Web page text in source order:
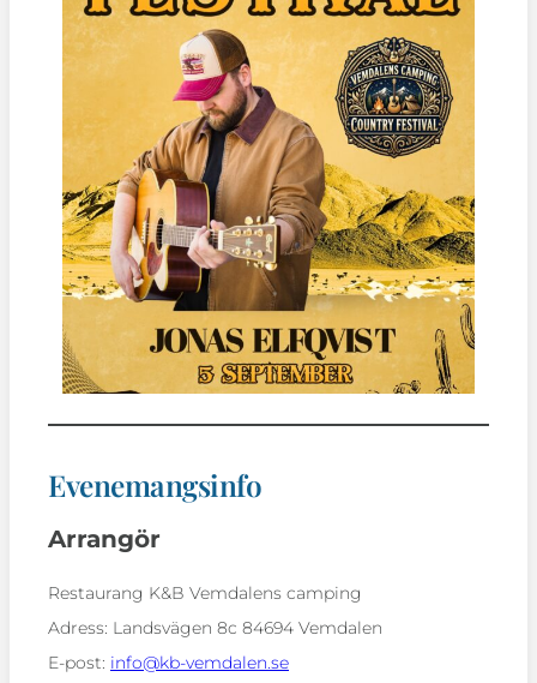
Evenemangsinfo
Arrangör
Restaurang K&B Vemdalens camping
Adress: Landsvägen 8c 84694 Vemdalen
E-post: info@kb-vemdalen.se